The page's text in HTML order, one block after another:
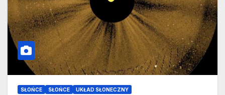
SŁOŃCE SŁOŃCE UKŁAD SŁONECZNY